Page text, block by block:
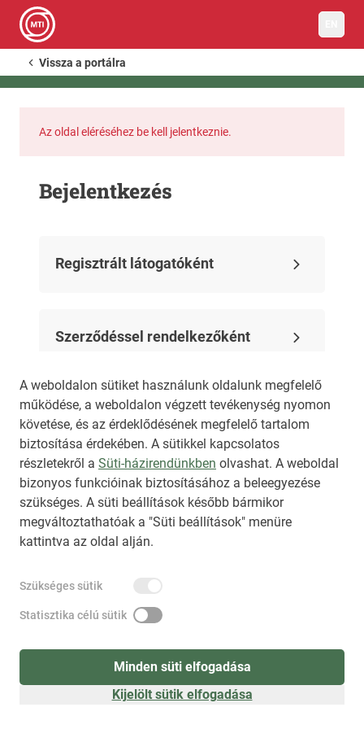
A weboldalon sütiket használunk oldalunk megfelelő
működése, a weboldalon végzett tevékenység nyomon
követése, és az érdeklődésének megfelelő tartalom
biztosítása érdekében. A sütikkel kapcsolatos
részletekről a Süti-házirendünkben olvashat. A weboldal
bizonyos funkcióinak biztosításához a beleegyezése
szükséges. A süti beállítások később bármikor
megváltoztathatóak a "Süti beállítások" menüre
kattintva az oldal alján.
Szükséges sütik
Statisztika célú sütik
Minden süti elfogadása
Kijelölt sütik elfogadása
Vissza a portálra
Az oldal eléréséhez be kell jelentkeznie.
Bejelentkezés
Regisztrált látogatóként
Szerződéssel rendelkezőként
Regisztráció(látogatóként)